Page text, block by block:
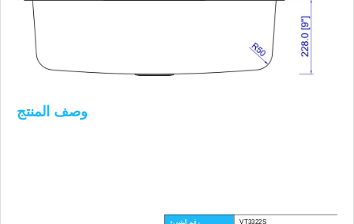
وصف المنتج
رقم الشيء VT3322S